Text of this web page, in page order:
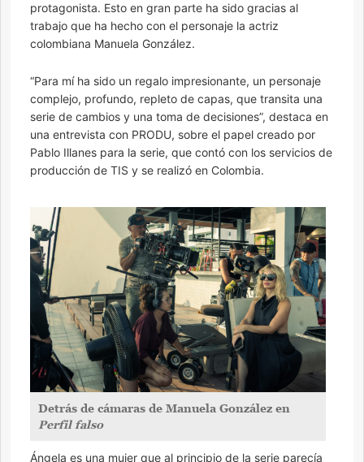
protagonista. Esto en gran parte ha sido gracias al
trabajo que ha hecho con el personaje la actriz
colombiana Manuela González.
“Para mí ha sido un regalo impresionante, un personaje
complejo, profundo, repleto de capas, que transita una
serie de cambios y una toma de decisiones”, destaca en
una entrevista con PRODU, sobre el papel creado por
Pablo Illanes para la serie, que contó con los servicios de
producción de TIS y se realizó en Colombia.
Detrás de cámaras de Manuela González en
Perfil falso
Ángela es una mujer que al principio de la serie parecía